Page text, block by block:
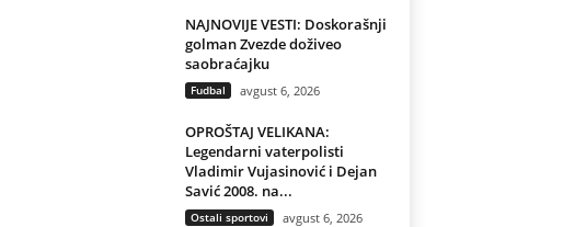
NAJNOVIJE VESTI: Doskorašnji
golman Zvezde doživeo
saobraćajku
Fudbal avgust 6, 2026
OPROŠTAJ VELIKANA:
Legendarni vaterpolisti
Vladimir Vujasinović i Dejan
Savić 2008. na...
Ostali sportovi avgust 6, 2026